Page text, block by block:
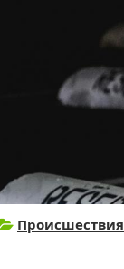
Происшествия